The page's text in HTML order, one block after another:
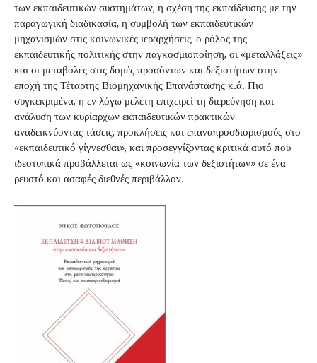
των εκπαιδευτικών συστημάτων, η σχέση της εκπαίδευσης με την
παραγωγική διαδικασία, η συμβολή των εκπαιδευτικών
μηχανισμών στις κοινωνικές ιεραρχήσεις, ο ρόλος της
εκπαιδευτικής πολιτικής στην παγκοσμιοποίηση, οι «μεταλλάξεις»
και οι μεταβολές στις δομές προσόντων και δεξιοτήτων στην
εποχή της Τέταρτης Βιομηχανικής Επανάστασης κ.ά. Πιο
συγκεκριμένα, η εν λόγω μελέτη επιχειρεί τη διερεύνηση και
ανάλυση των κυρίαρχων εκπαιδευτικών πρακτικών
αναδεικνύοντας τάσεις, προκλήσεις και επαναπροσδιορισμούς στο
«εκπαιδευτικό γίγνεσθαι», και προσεγγίζοντας κριτικά αυτό που
ιδεοτυπικά προβάλλεται ως «κοινωνία των δεξιοτήτων» σε ένα
ρευστό και ασαφές διεθνές περιβάλλον.